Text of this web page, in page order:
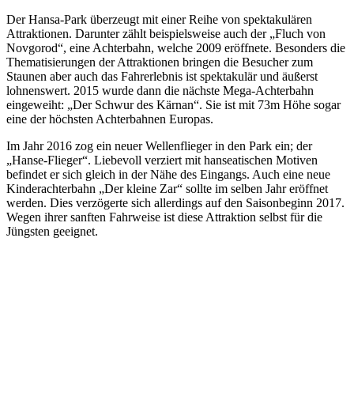
Der Hansa-Park überzeugt mit einer Reihe von spektakulären
Attraktionen. Darunter zählt beispielsweise auch der „Fluch von
Novgorod“, eine Achterbahn, welche 2009 eröffnete. Besonders die
Thematisierungen der Attraktionen bringen die Besucher zum
Staunen aber auch das Fahrerlebnis ist spektakulär und äußerst
lohnenswert. 2015 wurde dann die nächste Mega-Achterbahn
eingeweiht: „Der Schwur des Kärnan“. Sie ist mit 73m Höhe sogar
eine der höchsten Achterbahnen Europas.
Im Jahr 2016 zog ein neuer Wellenflieger in den Park ein; der
„Hanse-Flieger“. Liebevoll verziert mit hanseatischen Motiven
befindet er sich gleich in der Nähe des Eingangs. Auch eine neue
Kinderachterbahn „Der kleine Zar“ sollte im selben Jahr eröffnet
werden. Dies verzögerte sich allerdings auf den Saisonbeginn 2017.
Wegen ihrer sanften Fahrweise ist diese Attraktion selbst für die
Jüngsten geeignet.